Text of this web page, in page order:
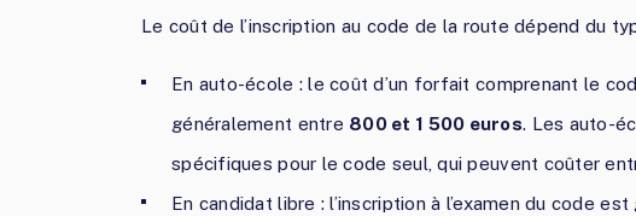
Le coût de l’inscription au code de la route dépend du
En auto-école : le coût d’un forfait comprenant le
généralement entre 800 et 1 500 euros. Les auto-
spécifiques pour le code seul, qui peuvent coûter
En candidat libre : l’inscription à l’examen du code